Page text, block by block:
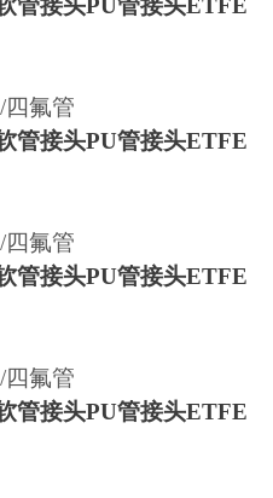
管接头PU管接头ETFE
四氟管
管接头PU管接头ETFE
四氟管
管接头PU管接头ETFE
四氟管
管接头PU管接头ETFE